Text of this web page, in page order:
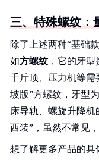
三、特殊螺纹：
除了上述两种“基础
如方螺纹，它的牙型
千斤顶、压力机等需
坡版”方螺纹，牙型
床导轨、螺旋升降机
西装”，虽然不常见
想了解更多产品的具